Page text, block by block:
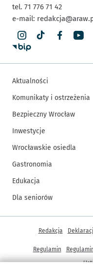
tel. 71 776 71 42
e-mail:
Aktualności
Komunikaty i ostrzeżenia
Bezpieczny Wrocław
Inwestycje
Wrocławskie osiedla
Gastronomia
Edukacja
Dla seniorów
Inne informacje
Redakcja
Regulamin